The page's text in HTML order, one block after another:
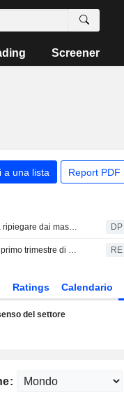
Screener
a una lista Report PDF
Daimler Truck continua a ripiegare dai massimi storici DP
India: l'utile rettificato del primo trimestre di Samvardhana Motherson balza del 54% grazie alla forte domanda di componenti auto RE
Ratings Calendario
del settore